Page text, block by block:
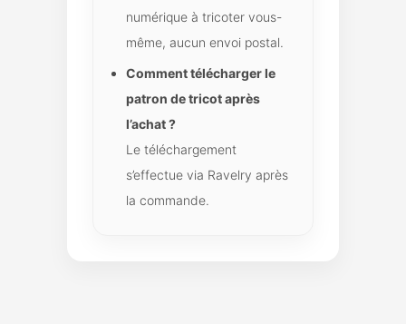
numérique à tricoter vous-
même, aucun envoi postal.
Comment télécharger le
patron de tricot après
l’achat ?
Le téléchargement
s’effectue via Ravelry après
la commande.